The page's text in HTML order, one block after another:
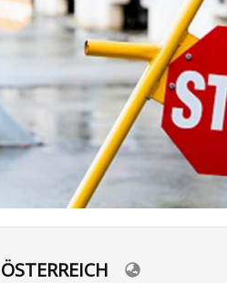
Select
ÖSTERREICH